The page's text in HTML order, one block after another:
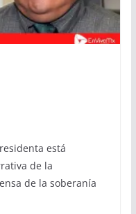
está
de la
de la soberanía